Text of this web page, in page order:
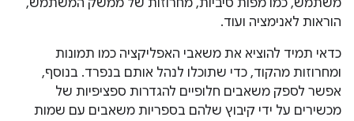
משתמש, כמו מפות סיביות, מחרוזות של ממשק המשתמש,
הוראות לאנימציה ועוד.
כדאי תמיד להוציא את משאבי האפליקציה כמו תמונות
ומחרוזות מהקוד, כדי שתוכלו לנהל אותם בנפרד. בנוסף,
אפשר לספק משאבים חלופיים להגדרות ספציפיות של
מכשירים על ידי קיבוץ שלהם בספריות משאבים עם שמות